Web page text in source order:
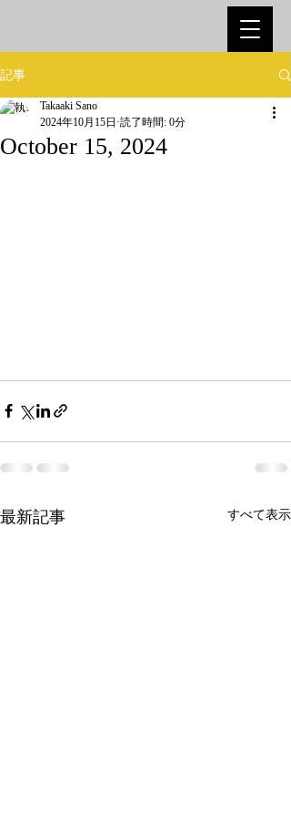
記事
October 15, 2024
Takaaki Sano
2024年10月15日 読了時間: 0分
最新記事 すべて表示